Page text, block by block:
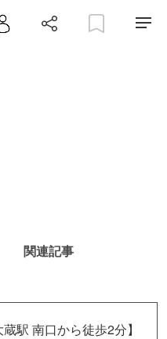
関連記事
駅 南口から徒歩2分】